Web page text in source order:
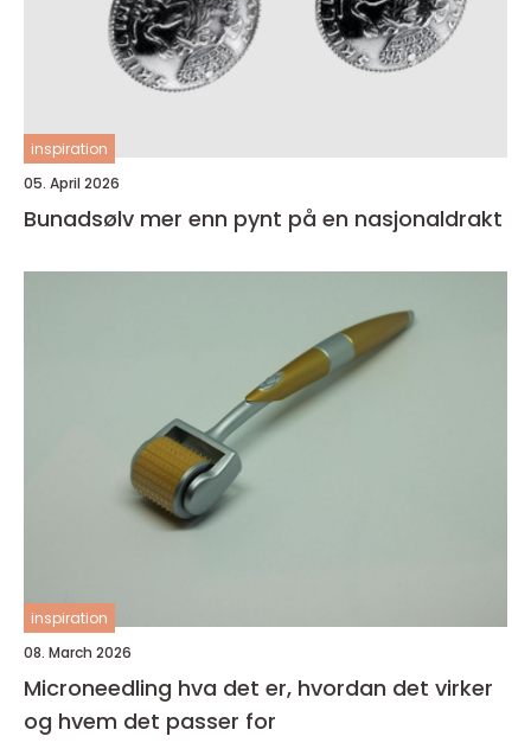
inspiration
05. April 2026
Bunadsølv mer enn pynt på en nasjonaldrakt
inspiration
08. March 2026
Microneedling hva det er, hvordan det virker
og hvem det passer for